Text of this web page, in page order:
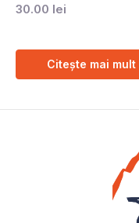
30.00 lei
Citește mai mult